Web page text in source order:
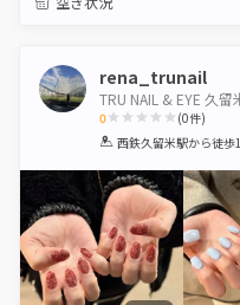
rena_trunail
TRU NAIL & EYE 久留
0
1 2 3 4 5
(0件)
西鉄久留米駅から徒歩